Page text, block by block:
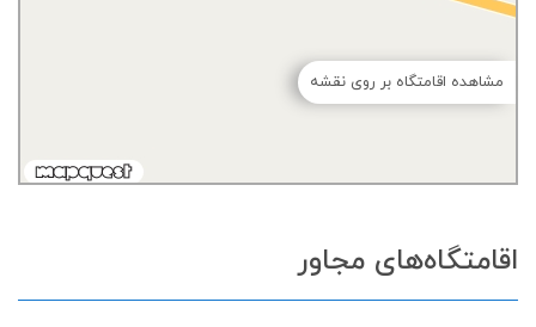
مشاهده اقامتگاه بر روی نقشه
اقامتگاه‌های مجاور